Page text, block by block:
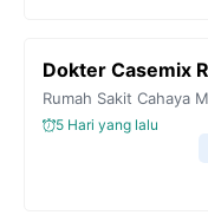
Dokter Casemix
Rumah Sakit Cahaya
5 Hari yang lalu